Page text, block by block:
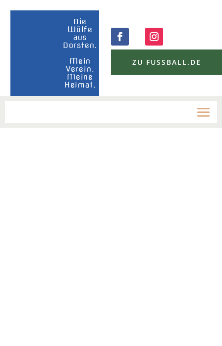
Die
Wölfe
aus
Dorsten.
Mein
Verein.
Meine
Heimat.
ZU FUSSBALL.DE